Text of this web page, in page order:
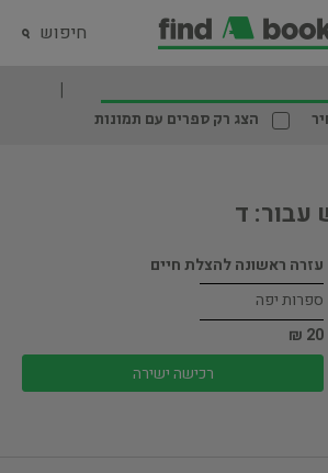
חיפוש
הצג רק ספרים עם תמונות
עבור: ד
עזרה ראשונה להצלת חיים
ספרות יפה
20 ₪
רכישה ישירה